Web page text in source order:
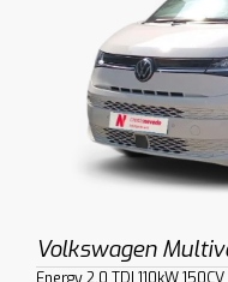
Volkswagen
Energy 2.0 TDI 110kW